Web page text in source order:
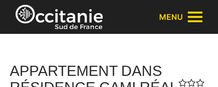
Panneau de gestion des cookies
MENU
APPARTEMENT DANS